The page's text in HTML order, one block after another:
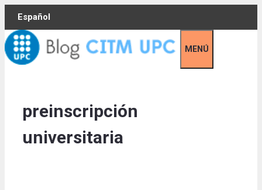
Skip
content
Español
MENÚ
preinscripción
universitaria